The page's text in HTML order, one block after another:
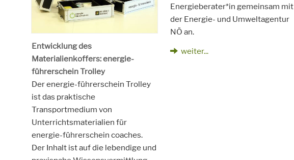
Entwicklung des
Materialienkoffers: energie-
führerschein Trolley
Der energie-führerschein Trolley
ist das praktische
Transportmedium von
Unterrichtsmaterialien für
energie-führerschein coaches.
Der Inhalt ist auf die lebendige und
Energieberater*in gemeinsam mit
der Energie- und Umweltagentur
NÖ an.
weiter...